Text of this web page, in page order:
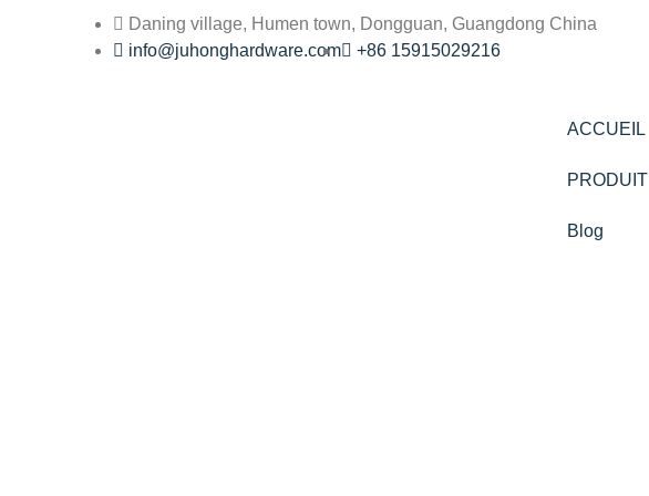
Daning village, Humen town, Dongguan, Guangdong China
info@juhonghardware.com
+86 15915029216
ACCUEIL
PRODUIT
Blog